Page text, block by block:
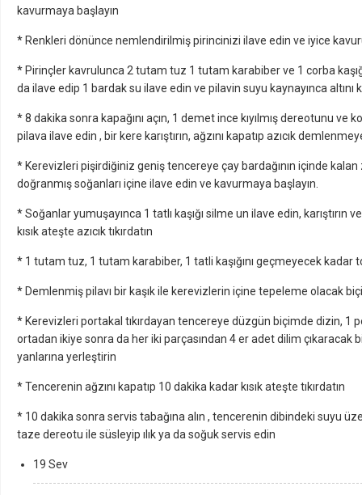
kavurmaya başlayın
* Renkleri dönünce nemlendirilmiş pirincinizi ilave edin ve iyice
* Pirinçler kavrulunca 2 tutam tuz 1 tutam karabiber ve 1 corba
da ilave edip 1 bardak su ilave edin ve pilavin suyu kaynayınca altını
* 8 dakika sonra kapağını açın, 1 demet ince kıyılmış dereotunu ve
pilava ilave edin , bir kere karıştırın, ağzını kapatıp azıcık
* Kerevizleri pişirdiğiniz geniş tencereye çay bardağının içinde kalan
doğranmış soğanları içine ilave edin ve kavurmaya başlayın.
* Soğanlar yumuşayınca 1 tatlı kaşığı silme un ilave edin,
kısık ateşte azıcık tıkırdatın
* 1 tutam tuz, 1 tutam karabiber, 1 tatli kaşığını geçmeyecek kadar
* Demlenmiş pilavı bir kaşık ile kerevizlerin içine tepeleme olacak
* Kerevizleri portakal tıkırdayan tencereye düzgün biçimde dizin, 1
ortadan ikiye sonra da her iki parçasından 4 er adet dilim
yanlarına yerleştirin
* Tencerenin ağzını kapatıp 10 dakika kadar kısık ateşte tıkırdatın
* 10 dakika sonra servis tabağına alın , tencerenin dibindeki suyu
taze dereotu ile süsleyip ılık ya da soğuk servis edin
19 Sev